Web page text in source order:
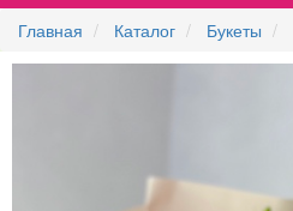
Главная Каталог Букеты